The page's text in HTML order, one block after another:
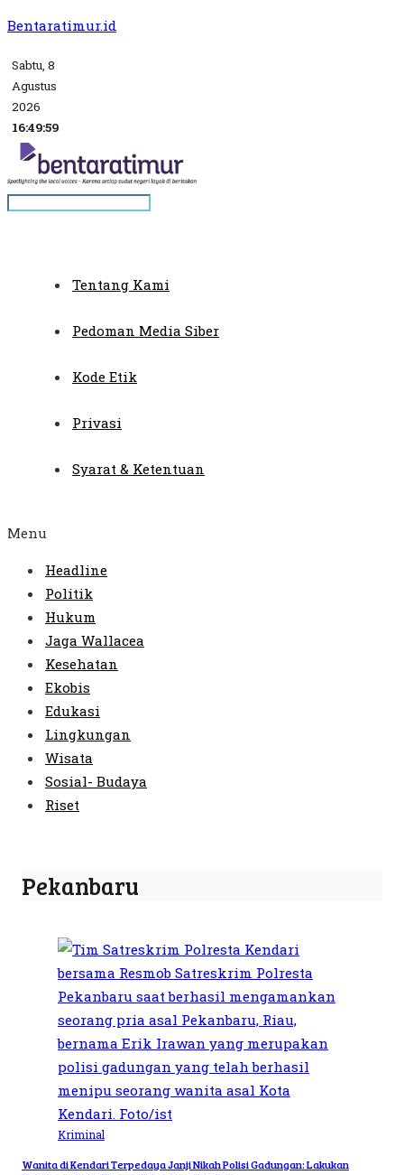
Bentaratimur.id
Sabtu, 8
Agustus
2026
16:49:59
Tentang Kami
Pedoman Media Siber
Kode Etik
Privasi
Syarat & Ketentuan
Menu
Headline
Politik
Hukum
Jaga Wallacea
Kesehatan
Ekobis
Edukasi
Lingkungan
Wisata
Sosial- Budaya
Riset
Pekanbaru
Kriminal
Wanita di Kendari Terpedaya Janji Nikah Polisi Gadungan: Lakukan